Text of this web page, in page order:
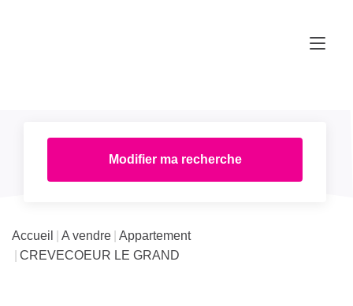
Modifier ma recherche
Accueil A vendre Appartement
CREVECOEUR LE GRAND